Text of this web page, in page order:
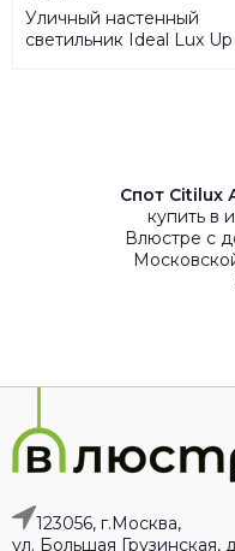
Уличный настенный
светильник Ideal Lux Up
Спот Citilux
купить в
Влюстре с
123056, г.Москва,
ул. Большая Грузинская,